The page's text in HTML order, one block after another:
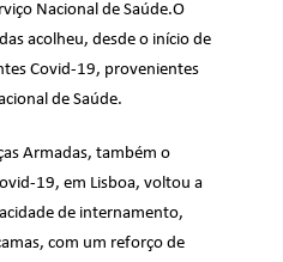
Nacional de Saúde.O
acolheu, desde o início de
Covid-19, provenientes
de Saúde.
Armadas, também o
19, em Lisboa, voltou a
de internamento,
com um reforço de